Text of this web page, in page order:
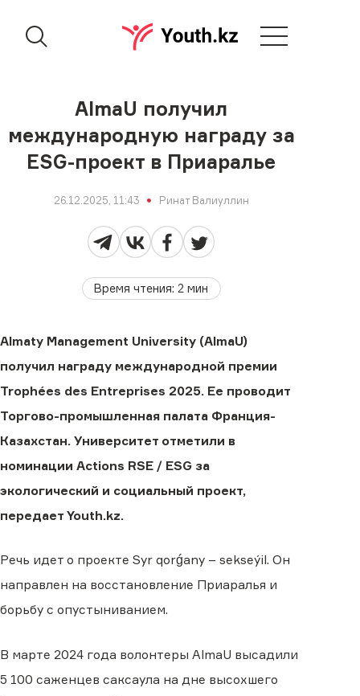
AlmaU получил
международную награду за
ESG-проект в Приаралье
26.12.2025, 11:43 Ринат Валиуллин
Время чтения:2 мин
Almaty Management University (AlmaU)
получил награду международной премии
Trophées des Entreprises 2025. Ее проводит
Торгово-промышленная палата Франция-
Казахстан. Университет отметили в
номинации Actions RSE / ESG за
экологический и социальный проект,
передает Youth.kz.
Речь идет о проекте Syr qorǵany – sekseýil. Он
направлен на восстановление Приаралья и
борьбу с опустыниванием.
В марте 2024 года волонтеры AlmaU высадили
5 100 саженцев саксаула на дне высохшего